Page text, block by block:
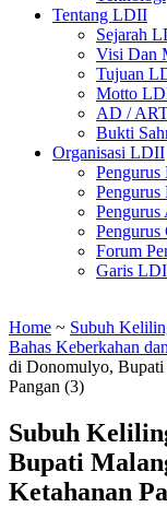
Tentang LDII
Sejarah
Visi Dan
Tujuan
Motto
AD /
Bukti
Organisasi LDII
Forum
Garis
Home ~ Subuh
Bahas Keberkahan
di Donomulyo, Bupati
Pangan (3)
Subuh
Bupati
Ketahanan